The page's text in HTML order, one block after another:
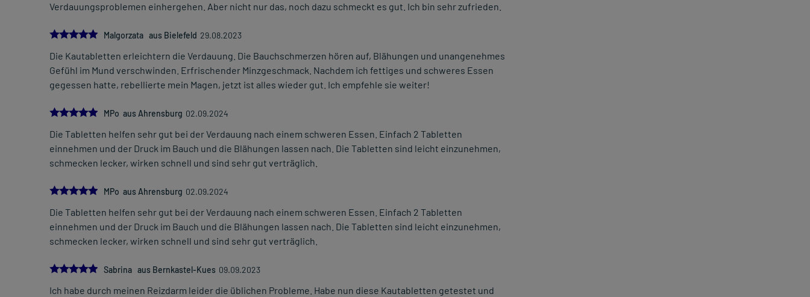
Verdauungsproblemen einhergehen. Aber nicht nur das, noch dazu schmeckt es gut. Ich bin sehr zufrieden.
5.0
Malgorzata aus Bielefeld 29.08.2023
Die Kautabletten erleichtern die Verdauung. Die Bauchschmerzen hören auf, Blähungen und unangenehmes
Gefühl im Mund verschwinden. Erfrischender Minzgeschmack. Nachdem ich fettiges und schweres Essen
gegessen hatte, rebellierte mein Magen, jetzt ist alles wieder gut. Ich empfehle sie weiter!
5.0
MPo aus Ahrensburg 02.09.2024
Die Tabletten helfen sehr gut bei der Verdauung nach einem schweren Essen. Einfach 2 Tabletten
einnehmen und der Druck im Bauch und die Blähungen lassen nach. Die Tabletten sind leicht einzunehmen,
schmecken lecker, wirken schnell und sind sehr gut verträglich.
5.0
MPo aus Ahrensburg 02.09.2024
Die Tabletten helfen sehr gut bei der Verdauung nach einem schweren Essen. Einfach 2 Tabletten
einnehmen und der Druck im Bauch und die Blähungen lassen nach. Die Tabletten sind leicht einzunehmen,
schmecken lecker, wirken schnell und sind sehr gut verträglich.
5.0
Sabrina aus Bernkastel-Kues 09.09.2023
Ich habe durch meinen Reizdarm leider die üblichen Probleme. Habe nun diese Kautabletten getestet und